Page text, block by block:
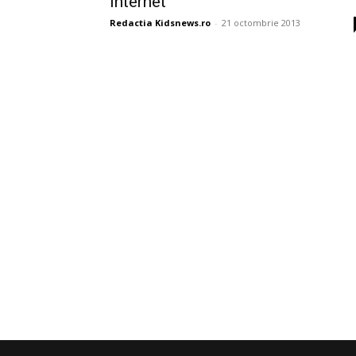
Redactia Kidsnews.ro - 21 octombrie 2013